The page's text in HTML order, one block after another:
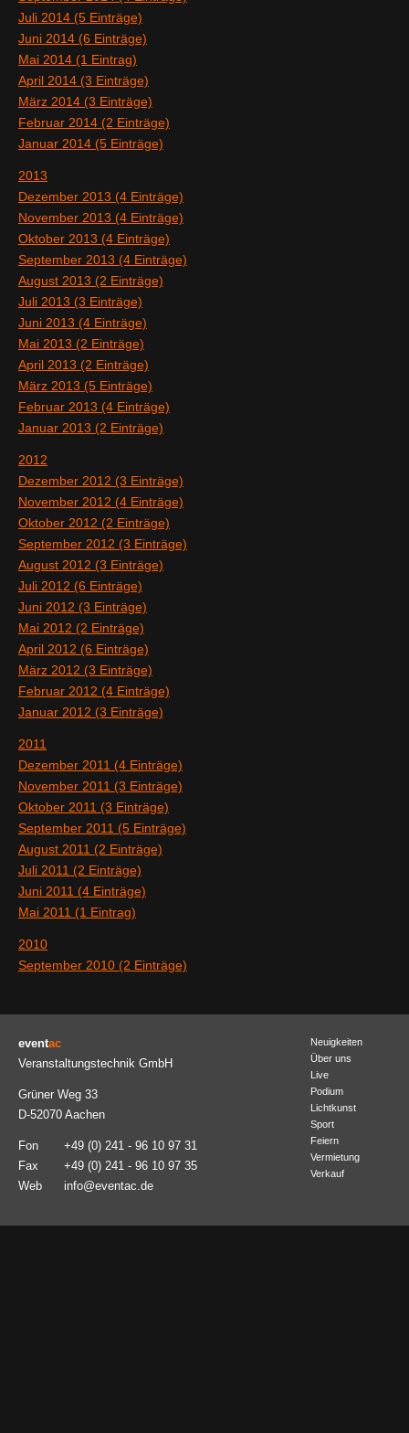
Juli 2014 (5 Einträge)
Juni 2014 (6 Einträge)
Mai 2014 (1 Eintrag)
April 2014 (3 Einträge)
März 2014 (3 Einträge)
Februar 2014 (2 Einträge)
Januar 2014 (5 Einträge)
2013
Dezember 2013 (4 Einträge)
November 2013 (4 Einträge)
Oktober 2013 (4 Einträge)
September 2013 (4 Einträge)
August 2013 (2 Einträge)
Juli 2013 (3 Einträge)
Juni 2013 (4 Einträge)
Mai 2013 (2 Einträge)
April 2013 (2 Einträge)
März 2013 (5 Einträge)
Februar 2013 (4 Einträge)
Januar 2013 (2 Einträge)
2012
Dezember 2012 (3 Einträge)
November 2012 (4 Einträge)
Oktober 2012 (2 Einträge)
September 2012 (3 Einträge)
August 2012 (3 Einträge)
Juli 2012 (6 Einträge)
Juni 2012 (3 Einträge)
Mai 2012 (2 Einträge)
April 2012 (6 Einträge)
März 2012 (3 Einträge)
Februar 2012 (4 Einträge)
Januar 2012 (3 Einträge)
2011
Dezember 2011 (4 Einträge)
November 2011 (3 Einträge)
Oktober 2011 (3 Einträge)
September 2011 (5 Einträge)
August 2011 (2 Einträge)
Juli 2011 (2 Einträge)
Juni 2011 (4 Einträge)
Mai 2011 (1 Eintrag)
2010
September 2010 (2 Einträge)
eventac
Veranstaltungstechnik GmbH
Grüner Weg 33
D-52070 Aachen
Fon
+49 (0) 241 - 96 10 97 31
Fax
+49 (0) 241 - 96 10 97 35
Web
info@eventac.de
Neuigkeiten
Über uns
Live
Podium
Lichtkunst
Sport
Feiern
Vermietung
Verkauf